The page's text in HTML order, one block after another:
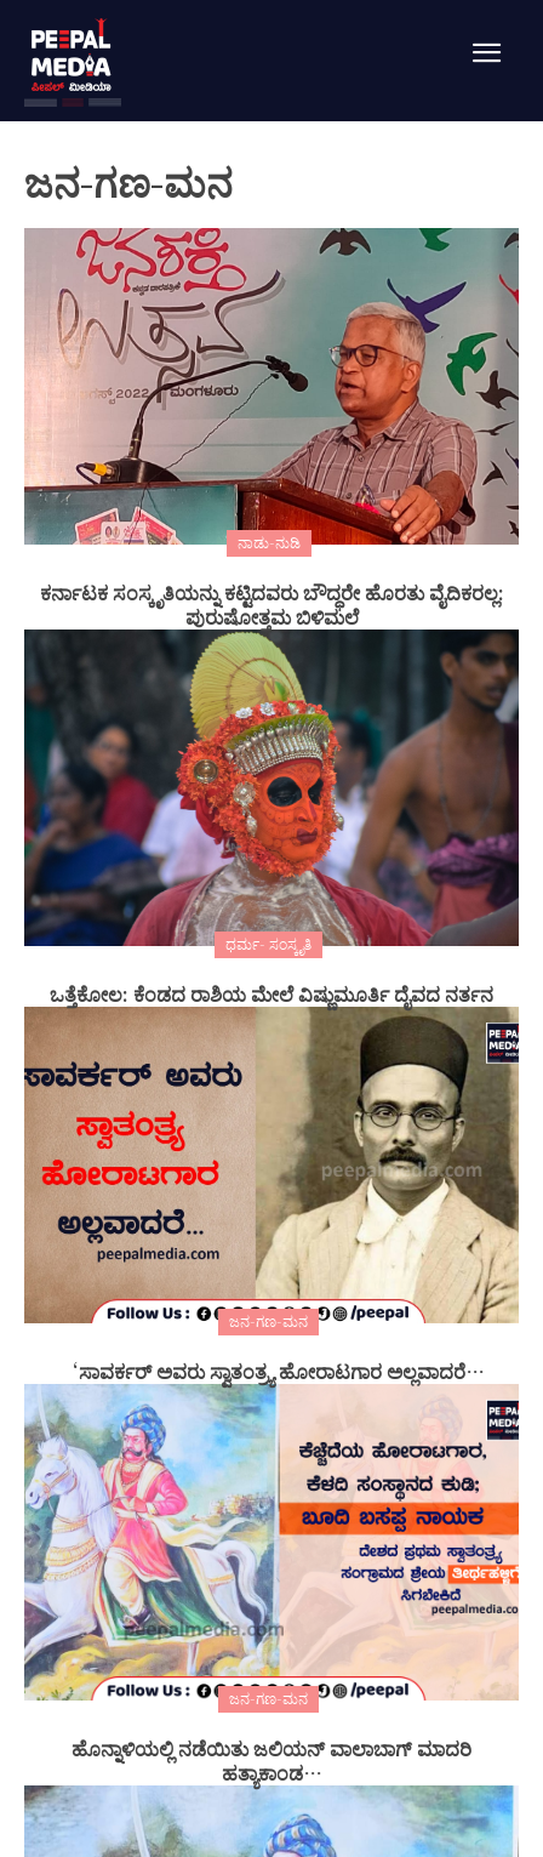
ಜನ-ಗಣ-ಮನ
ನಾಡು-ನುಡಿ
ಕರ್ನಾಟಕ ಸಂಸ್ಕೃತಿಯನ್ನು ಕಟ್ಟಿದವರು ಬೌದ್ಧರೇ ಹೊರತು ವೈದಿಕರಲ್ಲ:
ಪುರುಷೋತ್ತಮ ಬಿಳಿಮಲೆ
ಧರ್ಮ- ಸಂಸ್ಕೃತಿ
ಒತ್ತೆಕೋಲ: ಕೆಂಡದ ರಾಶಿಯ ಮೇಲೆ ವಿಷ್ಣುಮೂರ್ತಿ ದೈವದ ನರ್ತನ
ಜನ-ಗಣ-ಮನ
‘ಸಾವರ್ಕರ್ ಅವರು ಸ್ವಾತಂತ್ರ್ಯ ಹೋರಾಟಗಾರ ಅಲ್ಲವಾದರೆ…
ಜನ-ಗಣ-ಮನ
ಹೊನ್ನಾಳಿಯಲ್ಲಿ ನಡೆಯಿತು ಜಲಿಯನ್ ವಾಲಾಬಾಗ್ ಮಾದರಿ
ಹತ್ಯಾಕಾಂಡ…